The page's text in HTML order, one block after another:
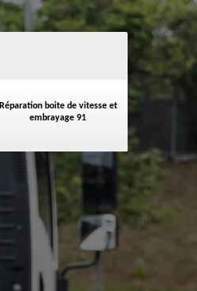
Réparation boite de vitesse et
embrayage 91